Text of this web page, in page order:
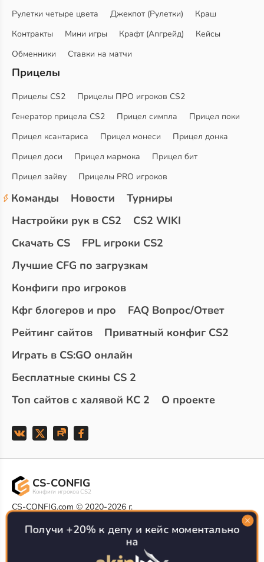
Рулетки четыре цвета
Джекпот (Рулетки)
Краш
Контракты
Мини игры Крафт (Апгрейд)
Кейсы
Обменники
Ставки на матчи
Прицелы
Прицелы CS2
Прицелы ПРО игроков CS2
Генератор прицела CS2
Прицел симпла
Прицел поки
Прицел ксантариса
Прицел монеси
Прицел донка
Прицел доси
Прицел мармока
Прицел бит
Прицел зайву
Прицелы PRO игроков
Команды Новости
Турниры
Настройки рук в CS2
CS2 WIKI
Скачать CS
FPL игроки CS2
Лучшие CFG по загрузкам
Конфиги про игроков
Кфг блогеров и про
FAQ Вопрос/Ответ
Рейтинг сайтов
Приватный конфиг CS2
Играть в CS:GO онлайн
Бесплатные скины CS 2
Топ сайтов с халявой КС 2
О проекте
CS-CONFIG
Конфиги игроков CS2
CS-CONFIG.com © 2020-2026 г.
РЕКЛАМА НА САЙТЕ
Все доступные варианты размещения
Получи +20% к депу и кейс моментально
на